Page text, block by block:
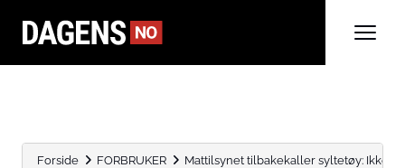
Forside FORBRUKER Mattilsynet tilbakekaller syltetøy: Ikke